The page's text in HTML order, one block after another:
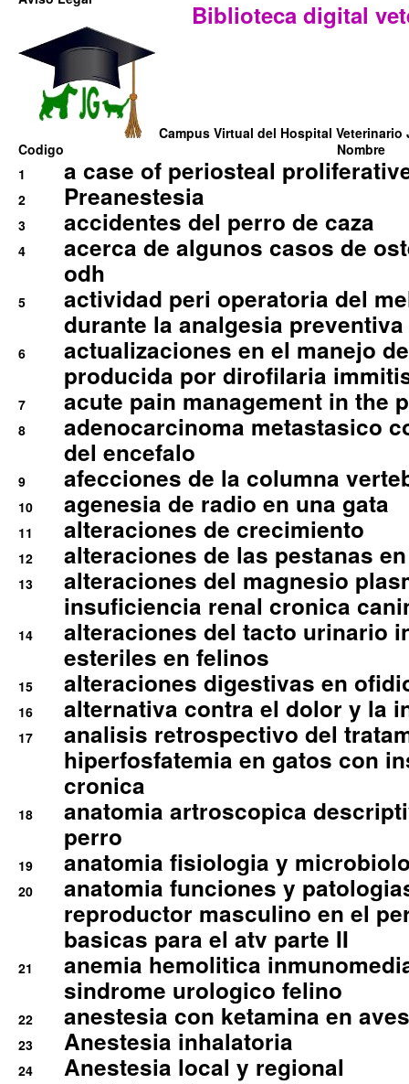
Biblioteca digital
Campus Virtual del Hospital Veterinario
Codigo
Nombre
1
a case of periosteal
2 Preanestesia
3 accidentes del perro de caza
4
acerca de algunos casos de
odh
5
actividad peri operatoria del
durante la analgesia
6
actualizaciones en el manejo
producida por dirofilaria
7 acute pain management in the
8
adenocarcinoma metastasico
del encefalo
9 afecciones de la columna
10 agenesia de radio en una gata
11 alteraciones de crecimiento
12 alteraciones de las pestanas
13
alteraciones del magnesio
insuficiencia renal cronica
14
alteraciones del tacto urinario
esteriles en felinos
15 alteraciones digestivas en
16 alternativa contra el dolor y la
17
analisis retrospectivo del
hiperfosfatemia en gatos con
cronica
18
anatomia artroscopica
perro
19 anatomia fisiologia y
20
anatomia funciones y
reproductor masculino en el
basicas para el atv parte II
21
anemia hemolitica
sindrome urologico felino
22 anestesia con ketamina en
23 Anestesia inhalatoria
24 Anestesia local y regional